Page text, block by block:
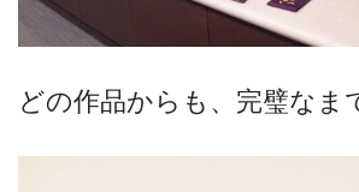
どの作品からも、完璧なま